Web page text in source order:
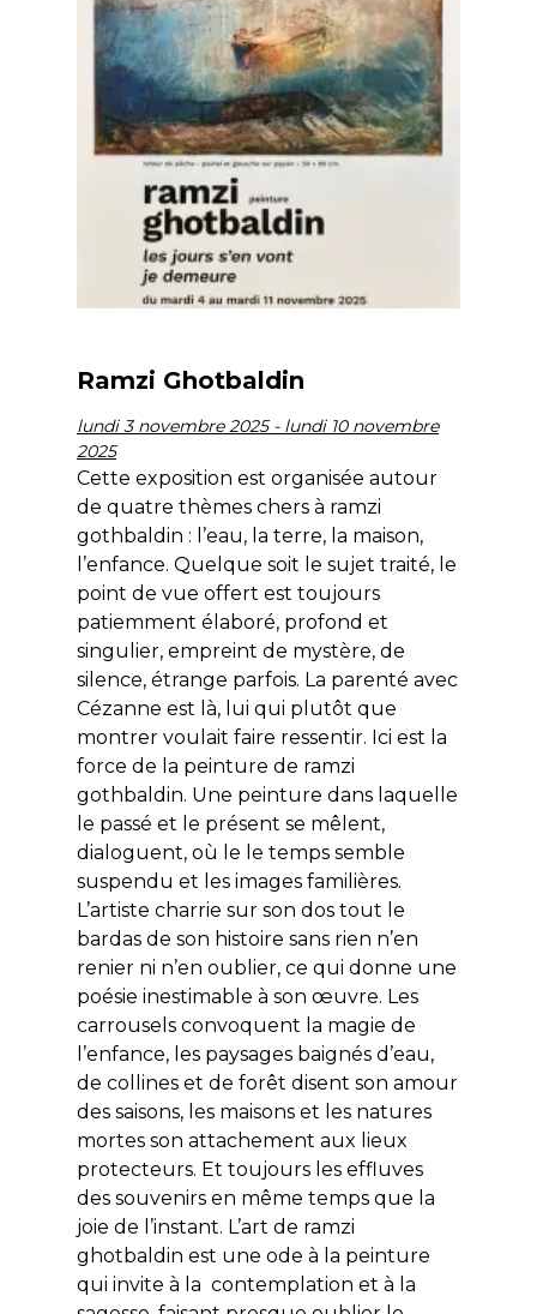
Ramzi Ghotbaldin
lundi 3 novembre 2025 - lundi 10 novembre
2025
Cette exposition est organisée autour
de quatre thèmes chers à ramzi
gothbaldin : l’eau, la terre, la maison,
l’enfance. Quelque soit le sujet traité, le
point de vue offert est toujours
patiemment élaboré, profond et
singulier, empreint de mystère, de
silence, étrange parfois. La parenté avec
Cézanne est là, lui qui plutôt que
montrer voulait faire ressentir. Ici est la
force de la peinture de ramzi
gothbaldin. Une peinture dans laquelle
le passé et le présent se mêlent,
dialoguent, où le le temps semble
suspendu et les images familières.
L’artiste charrie sur son dos tout le
bardas de son histoire sans rien n’en
renier ni n’en oublier, ce qui donne une
poésie inestimable à son œuvre. Les
carrousels convoquent la magie de
l’enfance, les paysages baignés d’eau,
de collines et de forêt disent son amour
des saisons, les maisons et les natures
mortes son attachement aux lieux
protecteurs. Et toujours les effluves
des souvenirs en même temps que la
joie de l’instant. L’art de ramzi
ghotbaldin est une ode à la peinture
qui invite à la contemplation et à la